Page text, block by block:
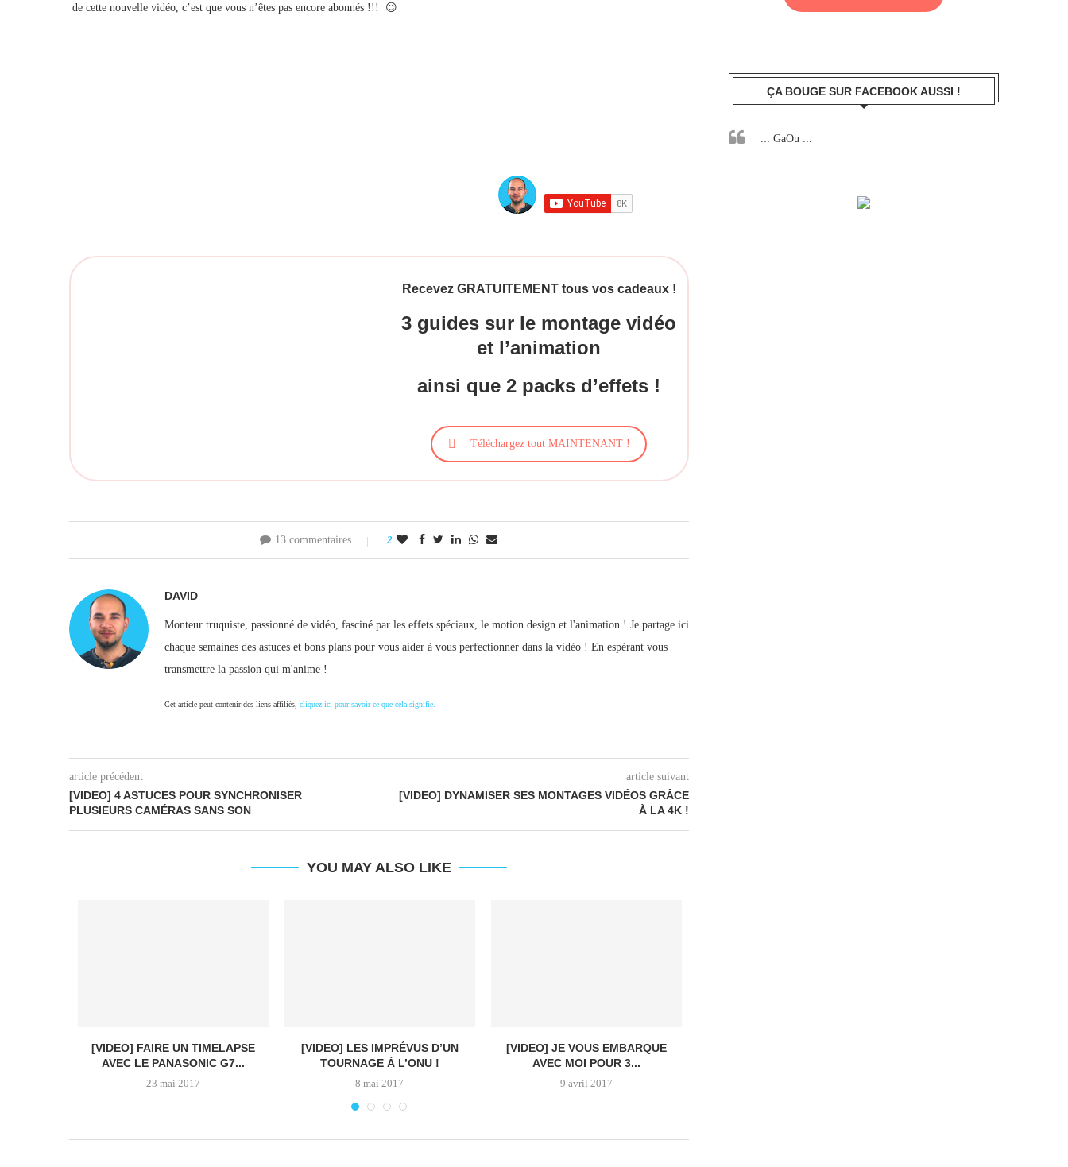
de cette nouvelle vidéo, c’est que vous n’êtes pas encore abonnés !!! 😉
Recevez GRATUITEMENT tous vos cadeaux !
3 guides sur le montage vidéo
et l’animation
ainsi que 2 packs d’effets !
Téléchargez tout MAINTENANT !
13 commentaires 2
DAVID
Monteur truquiste, passionné de vidéo, fasciné par les effets spéciaux, le motion design et l'animation ! Je partage ici
chaque semaines des astuces et bons plans pour vous aider à vous perfectionner dans la vidéo ! En espérant vous
transmettre la passion qui m'anime !
Cet article peut contenir des liens affiliés, cliquez ici pour savoir ce que cela signifie.
article précédent
[VIDEO] 4 ASTUCES POUR SYNCHRONISER
PLUSIEURS CAMÉRAS SANS SON
article suivant
[VIDEO] DYNAMISER SES MONTAGES VIDÉOS GRÂCE
À LA 4K !
YOU MAY ALSO LIKE
[VIDEO] FAIRE UN TIMELAPSE
AVEC LE PANASONIC G7...
23 mai 2017
[VIDEO] LES IMPRÉVUS D’UN
TOURNAGE À L’ONU !
8 mai 2017
[VIDEO] JE VOUS EMBARQUE
AVEC MOI POUR 3...
9 avril 2017
ÇA BOUGE SUR FACEBOOK AUSSI !
.:: GaOu ::.